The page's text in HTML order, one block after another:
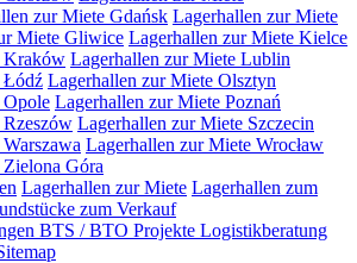
zur Miete Gdańsk Lagerhallen zur Miete
Miete Gliwice Lagerhallen zur Miete Kielce
Kraków Lagerhallen zur Miete Lublin
Łódź Lagerhallen zur Miete Olsztyn
Lagerhallen zur Miete Poznań
Lagerhallen zur Miete Szczecin
Lagerhallen zur Miete Wrocław
Góra
Lagerhallen zur Miete Lagerhallen zum
zum Verkauf
BTS / BTO Projekte Logistikberatung